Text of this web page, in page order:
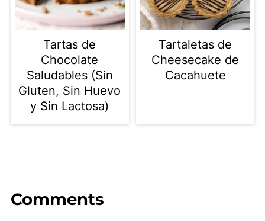
Tartas de
Chocolate
Saludables (Sin
Gluten, Sin Huevo
y Sin Lactosa)
Tartaletas de
Cheesecake de
Cacahuete
Comments